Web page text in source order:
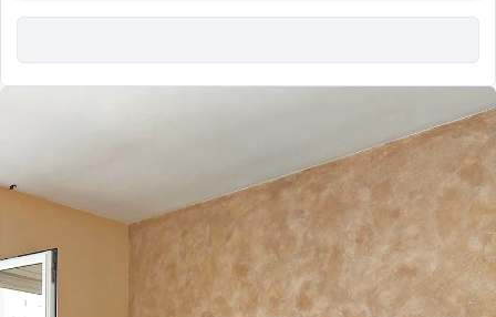
Que se trate deobras de renovación o reparaciónrealizadas
en viviendas construidas principalmente para su uso como
(no
empresa ni profesional) que utilice la vivienda para su
particular
Que el propietario o arrendatario de la vivienda
no haya
la vivienda a un empresario o profesional para su
explotación económica.
Que el coste de los materiales aportados directamente por
el ejecutor de la obra no exceda del40% de la base